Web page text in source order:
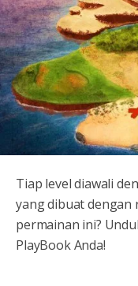
Tiap level diawali
yang dibuat dengan
permainan ini?
PlayBook Anda!